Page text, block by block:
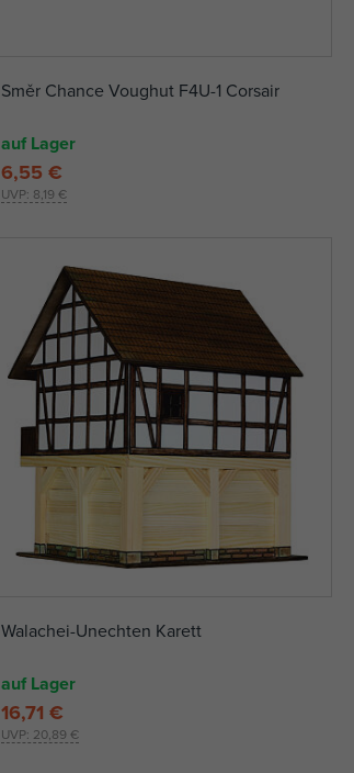
Směr Chance Voughut F4U-1 Corsair
auf Lager
UVP: 8,19 €
6,55 €
Walachei-Unechten Karett
auf Lager
UVP: 20,89 €
16,71 €